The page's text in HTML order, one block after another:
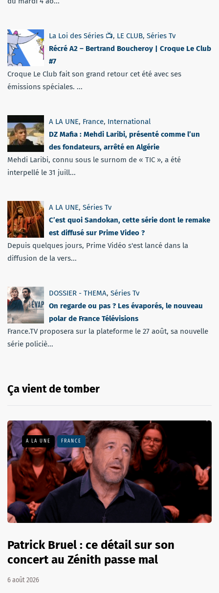
La Loi des Séries 📺, LE CLUB, Séries Tv
Récré A2 – Bertrand Boucheroy | Croque Le Club
#7
Croque Le Club fait son grand retour cet été avec ses
émissions spéciales. ...
A LA UNE, France, International
DZ Mafia : Mehdi Laribi, présenté comme l’un
des fondateurs, arrêté en Algérie
Mehdi Laribi, connu sous le surnom de « TIC », a été
interpellé le 31 juill...
A LA UNE, Séries Tv
C’est quoi Sandokan, cette série dont le remake
est diffusé sur Prime Video ?
Depuis quelques jours, Prime Vidéo s'est lancé dans la
diffusion de la vers...
DOSSIER - THEMA, Séries Tv
On regarde ou pas ? Les évaporés, le nouveau
polar de France Télévisions
France.TV proposera sur la plateforme le 27 août, sa nouvelle
série policiè...
Ça vient de tomber
A LA UNE FRANCE
Patrick Bruel : ce détail sur son
concert au Zénith passe mal
6 août 2026